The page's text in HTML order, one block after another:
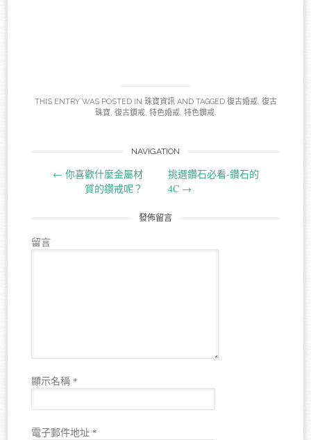
THIS ENTRY WAS POSTED IN 珠寶資訊 AND TAGGED 復古婚戒, 復古
珠寶, 復古鑽戒, 特色婚戒, 特色鑽戒.
Post navigation
NAVIGATION
← 你喜歡什麼金屬材
質的鑽戒呢？
挑選鑽石必看-鑽石的
4C →
發佈留言
留言
顯示名稱 *
電子郵件地址 *